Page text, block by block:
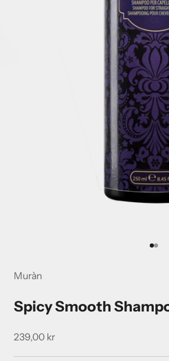
Gå
Gå
Muràn
Spicy Smooth
Salgspris
239,00 kr